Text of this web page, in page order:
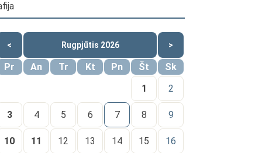
< Rugpjūtis 2026 >
Pr An Tr Kt Pn Št
Sk
1
2
3 4 5 6 7 8 9
10 11 12 13 14 15 16